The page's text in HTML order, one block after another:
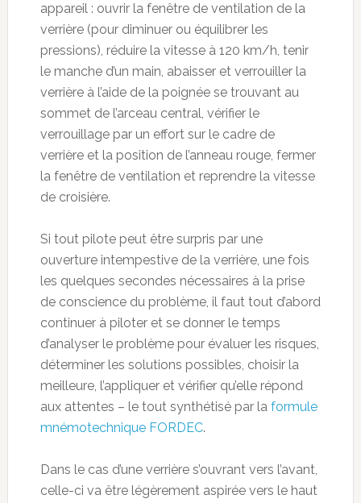
appareil : ouvrir la fenêtre de ventilation de la
verrière (pour diminuer ou équilibrer les
pressions), réduire la vitesse à 120 km/h, tenir
le manche d’un main, abaisser et verrouiller la
verrière à l’aide de la poignée se trouvant au
sommet de l’arceau central, vérifier le
verrouillage par un effort sur le cadre de
verrière et la position de l’anneau rouge, fermer
la fenêtre de ventilation et reprendre la vitesse
de croisière.
Si tout pilote peut être surpris par une
ouverture intempestive de la verrière, une fois
les quelques secondes nécessaires à la prise
de conscience du problème, il faut tout d’abord
continuer à piloter et se donner le temps
d’analyser le problème pour évaluer les risques,
déterminer les solutions possibles, choisir la
meilleure, l’appliquer et vérifier qu’elle répond
aux attentes – le tout synthétisé par la formule
mnémotechnique FORDEC.
Dans le cas d’une verrière s’ouvrant vers l’avant,
celle-ci va être légèrement aspirée vers le haut